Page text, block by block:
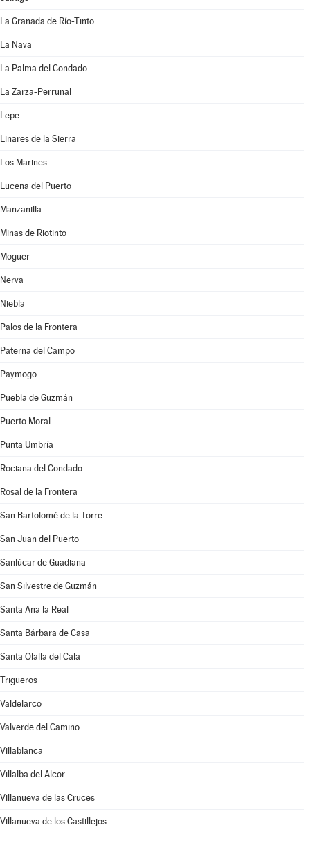
La Granada de Río-Tinto
La Nava
La Palma del Condado
La Zarza-Perrunal
Lepe
Linares de la Sierra
Los Marines
Lucena del Puerto
Manzanilla
Minas de Riotinto
Moguer
Nerva
Niebla
Palos de la Frontera
Paterna del Campo
Paymogo
Puebla de Guzmán
Puerto Moral
Punta Umbría
Rociana del Condado
Rosal de la Frontera
San Bartolomé de la Torre
San Juan del Puerto
Sanlúcar de Guadiana
San Silvestre de Guzmán
Santa Ana la Real
Santa Bárbara de Casa
Santa Olalla del Cala
Trigueros
Valdelarco
Valverde del Camino
Villablanca
Villalba del Alcor
Villanueva de las Cruces
Villanueva de los Castillejos